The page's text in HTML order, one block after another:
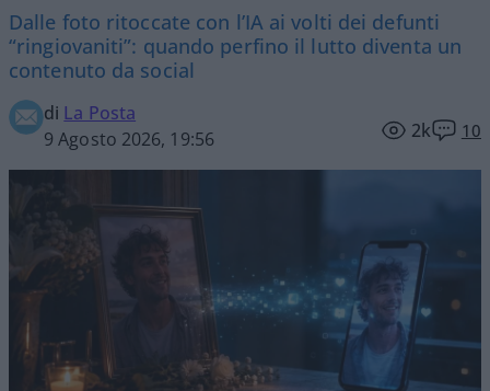
Dalle foto ritoccate con l’IA ai volti dei defunti
“ringiovaniti”: quando perfino il lutto diventa un
contenuto da social
di La Posta
9 Agosto 2026, 19:56
2k 10